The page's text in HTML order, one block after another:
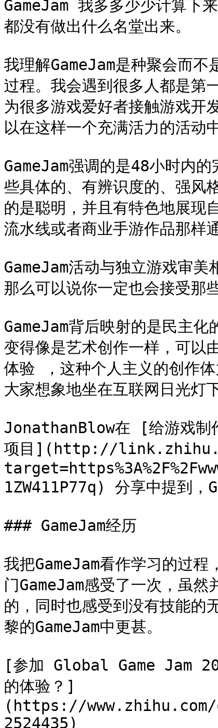
GameJam 我多多少少计算
都没有做出什么名堂出来。
我理解GameJam是种聚会而
过程。我会遇到很多人都是第
为很多游戏爱好者接触游戏开
以在这样一个充满活力的活动
GameJam强调的是48小时内
些具体的、有辨识度的、强风
的是聪明，并且有特色地展现
流水线或者商业手游作品那样
GameJam活动与独立游戏审美
那么可以说你一定也会接受那
GameJam背后映射的是民主
变得像是艺术创作一样，可以
体验 ，这种个人主义的创作
大家想象地坐在互联网日光灯
JonathanBlow在 [给游戏制
项目](http://
1ZW411P77q) 分享中提到，
### GameJam经历
我把GameJam看作学习的过
门GameJam感受了一次，虽
的，同时也感受到没有技能的
黎的GameJam中更甚。
[参加 Global Game Jam
的体验？]
(https://www.zhihu.com/
2524435)